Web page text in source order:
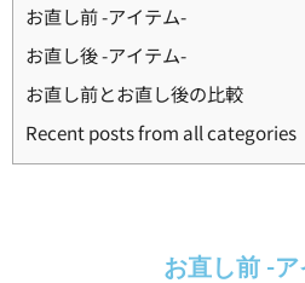
お直し前 -アイテム-
お直し後 -アイテム-
お直し前とお直し後の比較
Recent posts from all categories
お直し前 -